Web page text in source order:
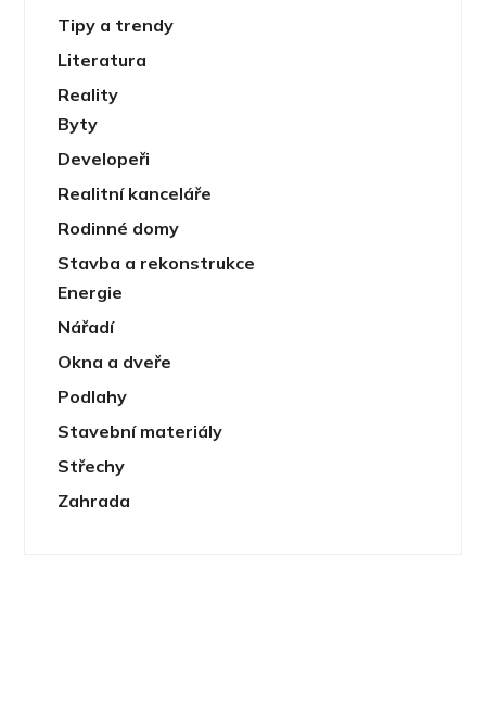
Tipy a trendy
Literatura
Reality
Byty
Developeři
Realitní kanceláře
Rodinné domy
Stavba a rekonstrukce
Energie
Nářadí
Okna a dveře
Podlahy
Stavební materiály
Střechy
Zahrada